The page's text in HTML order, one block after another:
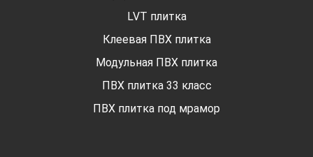
LVT плитка
Клеевая ПВХ плитка
Модульная ПВХ плитка
ПВХ плитка 33 класс
ПВХ плитка под мрамор